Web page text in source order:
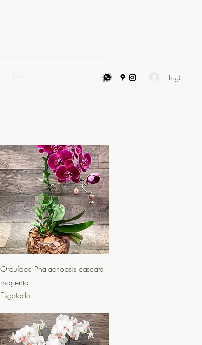
Login
Visualização rápida
Orquídea Phalaenopsis cascata
magenta
Esgotado